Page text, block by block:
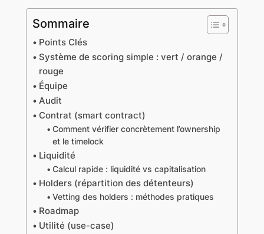
Sommaire
Points Clés
Système de scoring simple : vert / orange /
rouge
Équipe
Audit
Contrat (smart contract)
Comment vérifier concrètement l’ownership
et le timelock
Liquidité
Calcul rapide : liquidité vs capitalisation
Holders (répartition des détenteurs)
Vetting des holders : méthodes pratiques
Roadmap
Utilité (use-case)